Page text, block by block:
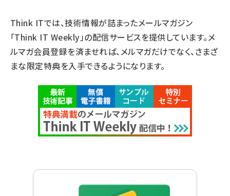
Think ITでは、技術情報が詰まったメールマガジン
「Think IT Weekly」の配信サービスを提供しています。メ
ルマガ会員登録を済ませれば、メルマガだけでなく、さまざ
まな限定特典を入手できるようになります。